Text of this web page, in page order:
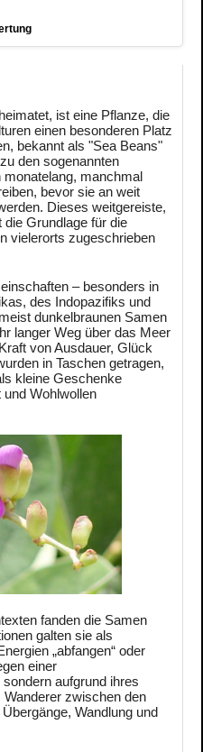
ist eine Pflanze, die
einen besonderen Platz
bekannt als "Sea Beans"
den sogenannten
monatelang, manchmal
bevor sie an weit
Dieses weitgereiste,
Grundlage für die
vielerorts zugeschrieben
– besonders in
des Indopazifiks und
dunkelbraunen Samen
langer Weg über das Meer
von Ausdauer, Glück
in Taschen getragen,
kleine Geschenke
und Wohlwollen
fanden die Samen
galten sie als
„abfangen“ oder
einer
aufgrund ihres
zwischen den
Wandlung und